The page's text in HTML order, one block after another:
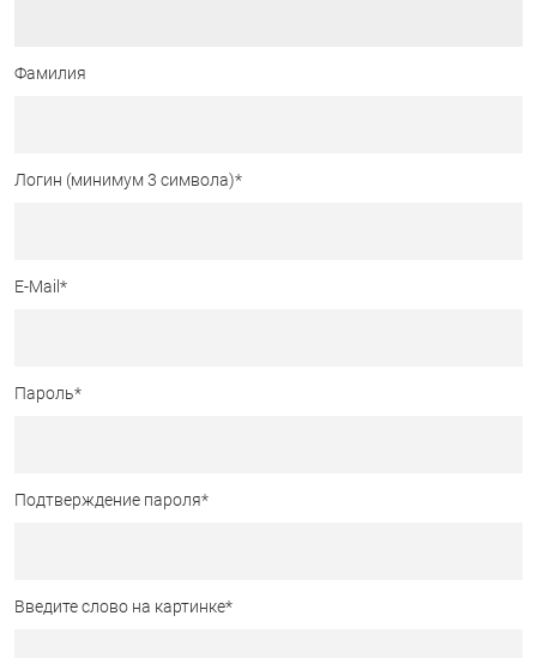
Фамилия
Логин (минимум 3 символа)*
E-Mail *
Пароль*
Подтверждение пароля*
Введите слово на картинке*